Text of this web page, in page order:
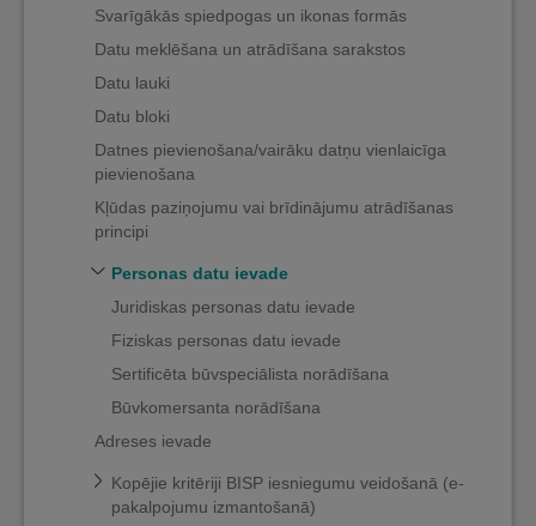
Svarīgākās spiedpogas un ikonas formās
Datu meklēšana un atrādīšana sarakstos
Datu lauki
Datu bloki
Datnes pievienošana/vairāku datņu vienlaicīga
pievienošana
Kļūdas paziņojumu vai brīdinājumu atrādīšanas
principi
Personas datu ievade
Juridiskas personas datu ievade
Fiziskas personas datu ievade
Sertificēta būvspeciālista norādīšana
Būvkomersanta norādīšana
Adreses ievade
Kopējie kritēriji BISP iesniegumu veidošanā (e-
pakalpojumu izmantošanā)